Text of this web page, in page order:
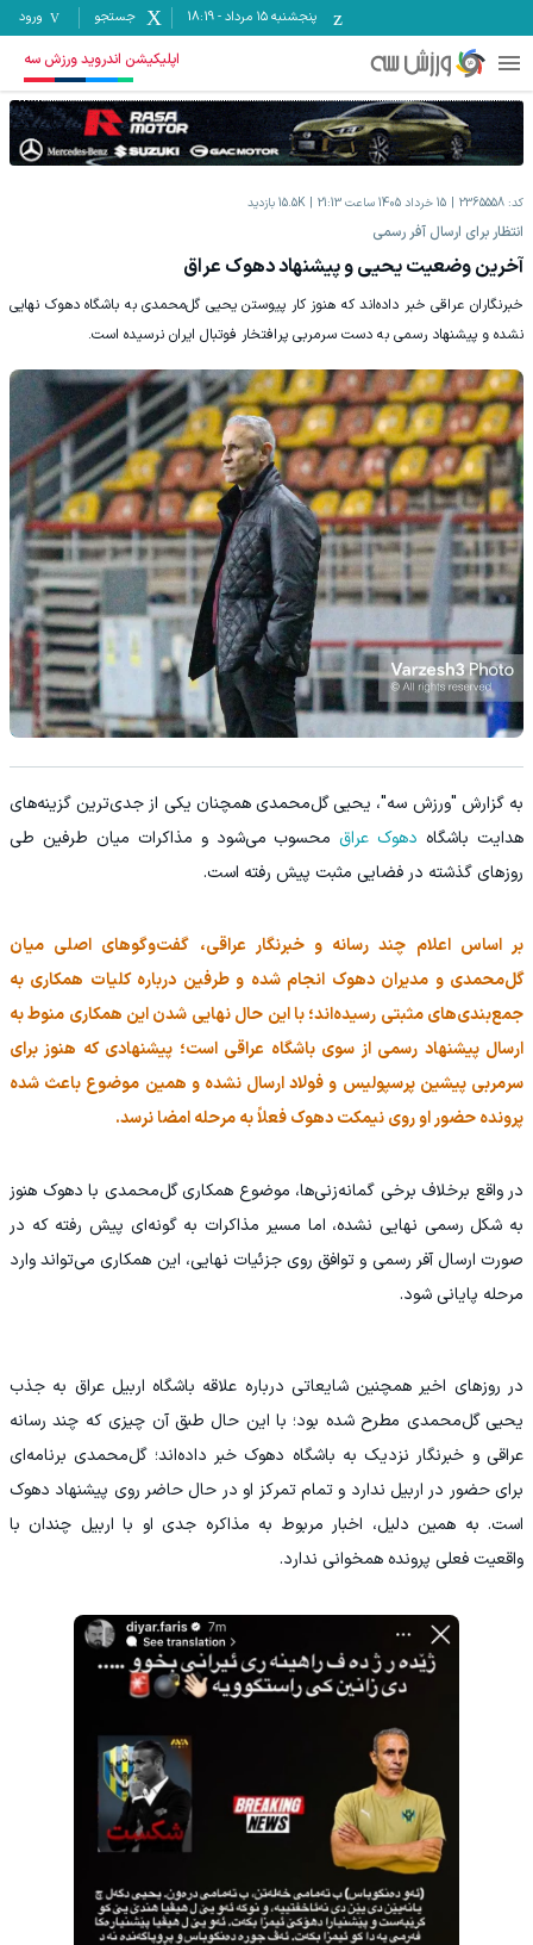
پنجشنبه ۱۵ مرداد -
18:19 جستجو ورود
اپلیکیشن اندروید ورزش سه
کد: 2365558 15 خرداد 1405 ساعت 21:13 15.5K بازدید
انتظار برای ارسال آفر رسمی
آخرین وضعیت یحیی و پیشنهاد دهوک عراق
خبرنگاران عراقی خبر داده‌اند که هنوز کار پیوستن یحیی گل‌محمدی به باشگاه دهوک نهایی
نشده و پیشنهاد رسمی به دست سرمربی پرافتخار فوتبال ایران نرسیده است.
به گزارش "ورزش سه"، یحیی گل‌محمدی همچنان یکی از جدی‌ترین گزینه‌های
هدایت باشگاه دهوک عراقمحسوب می‌شود و مذاکرات میان طرفین طی
روزهای گذشته در فضایی مثبت پیش رفته است.
بر اساس اعلام چند رسانه و خبرنگار عراقی، گفت‌وگوهای اصلی میان
گل‌محمدی و مدیران دهوک انجام شده و طرفین درباره کلیات همکاری به
جمع‌بندی‌های مثبتی رسیده‌اند؛ با این حال نهایی شدن این همکاری منوط به
ارسال پیشنهاد رسمی از سوی باشگاه عراقی است؛ پیشنهادی که هنوز برای
سرمربی پیشین پرسپولیس و فولاد ارسال نشده و همین موضوع باعث شده
پرونده حضور او روی نیمکت دهوک فعلاً به مرحله امضا نرسد.
در واقع برخلاف برخی گمانه‌زنی‌ها، موضوع همکاری گل‌محمدی با دهوک هنوز
به شکل رسمی نهایی نشده، اما مسیر مذاکرات به گونه‌ای پیش رفته که در
صورت ارسال آفر رسمی و توافق روی جزئیات نهایی، این همکاری می‌تواند وارد
مرحله پایانی شود.
در روزهای اخیر همچنین شایعاتی درباره علاقه باشگاه اربیل عراق به جذب
یحیی گل‌محمدی مطرح شده بود؛ با این حال طبق آن چیزی که چند رسانه
عراقی و خبرنگار نزدیک به باشگاه دهوک خبر داده‌اند؛ گل‌محمدی برنامه‌ای
برای حضور در اربیل ندارد و تمام تمرکز او در حال حاضر روی پیشنهاد دهوک
است. به همین دلیل، اخبار مربوط به مذاکره جدی او با اربیل چندان با
واقعیت فعلی پرونده همخوانی ندارد.